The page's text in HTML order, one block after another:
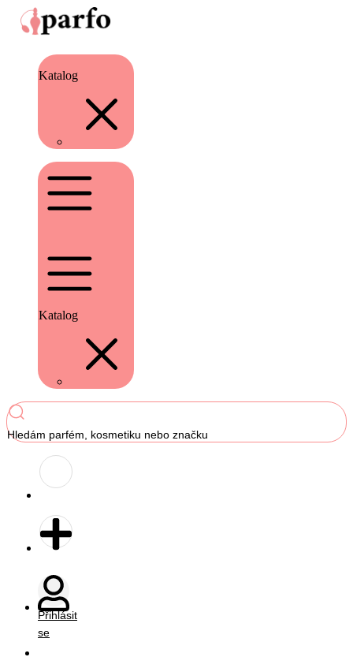
Katalog
Katalog
Hledám parfém, kosmetiku nebo značku
Přihlásit
se